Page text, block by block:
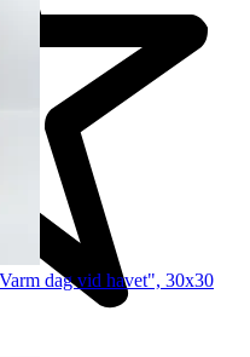
dag vid havet", 30x30